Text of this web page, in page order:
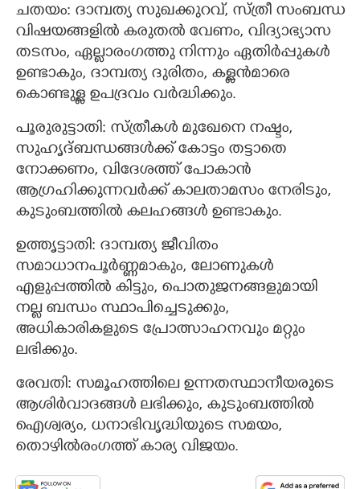
ചതയം: ദാമ്പത്യ സുഖക്കുറവ്, സ്ത്രീ സംബന്ധ
വിഷയങ്ങളിൽ കരുതൽ വേണം, വിദ്യാഭ്യാസ
തടസം, ഏല്ലാരംഗത്തു നിന്നും ഏതിർപ്പുകൾ
ഉണ്ടാകും, ദാമ്പത്യ ദുരിതം, കള്ളൻമാരെ
കൊണ്ടുള്ള ഉപദ്രവം വർദ്ധിക്കും.
പൂരുരുട്ടാതി: സ്ത്രീകൾ മുഖേനെ നഷ്ടം,
സുഹൃദ്ബന്ധങ്ങൾക്ക് കോട്ടം തട്ടാതെ
നോക്കണം, വിദേശത്ത് പോകാൻ
ആഗ്രഹിക്കുന്നവർക്ക് കാലതാമസം നേരിടും,
കുടുംബത്തിൽ കലഹങ്ങൾ ഉണ്ടാകും.
ഉത്തൃട്ടാതി: ദാമ്പത്യ ജീവിതം
സമാധാനപൂർണ്ണമാകും, ലോണുകൾ
എളുപ്പത്തിൽ കിട്ടും, പൊതുജനങ്ങളുമായി
നല്ല ബന്ധം സ്ഥാപിച്ചെടുക്കും,
അധികാരികളുടെ പ്രോത്സാഹനവും മറ്റും
ലഭിക്കും.
രേവതി: സമൂഹത്തിലെ ഉന്നതസ്ഥാനീയരുടെ
ആശിർവാദങ്ങൾ ലഭിക്കും, കുടുംബത്തിൽ
ഐശ്വര്യം, ധനാഭിവൃദ്ധിയുടെ സമയം,
തൊഴിൽരംഗത്ത് കാര്യ വിജയം.
Share this link